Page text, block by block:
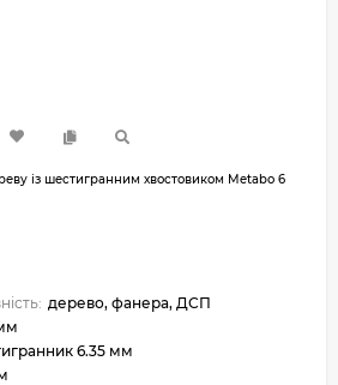
із шестигранним хвостовиком Metabo 6
дерево, фанера, ДСП
6.35 мм